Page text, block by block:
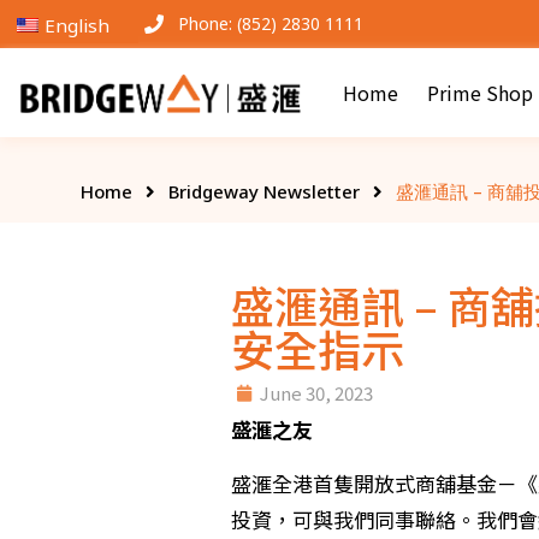
Phone: (852) 2830 1111
Home Prime Shop
Home Bridgeway Newsletter 盛滙通訊 – 商舖
盛滙通訊 – 商
安全指示
June 30, 2023
盛滙之友
盛滙全港首隻開放式商舖基金－
投資，可與我們同事聯絡。我們
English